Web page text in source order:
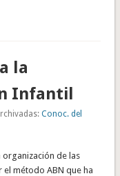
la
Infantil
Conoc. del
organización de las
método ABN que ha